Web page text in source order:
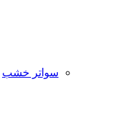
سواتر خشب